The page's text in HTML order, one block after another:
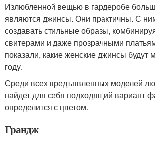
Излюбленной вещью в гардеробе
являются джинсы. Они практичны. С
создавать стильные образы,
свитерами и даже прозрачными
показали, какие женские джинсы будут
году.
Среди всех предъявленных моделей
найдет для себя подходящий вариант
определится с цветом.
Грандж